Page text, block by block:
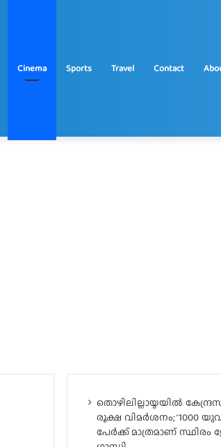
Cinema Sports Travel Contact
തൊഴിലില്ലായ്മയിൽ
രൂക്ഷ വിമർശനം; ‘1000
പേർക്ക് മാത്രമാണ് സ്ഥിരം